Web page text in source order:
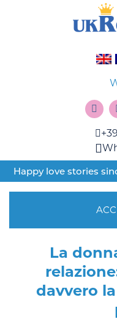
Happy love stories
La
davvero